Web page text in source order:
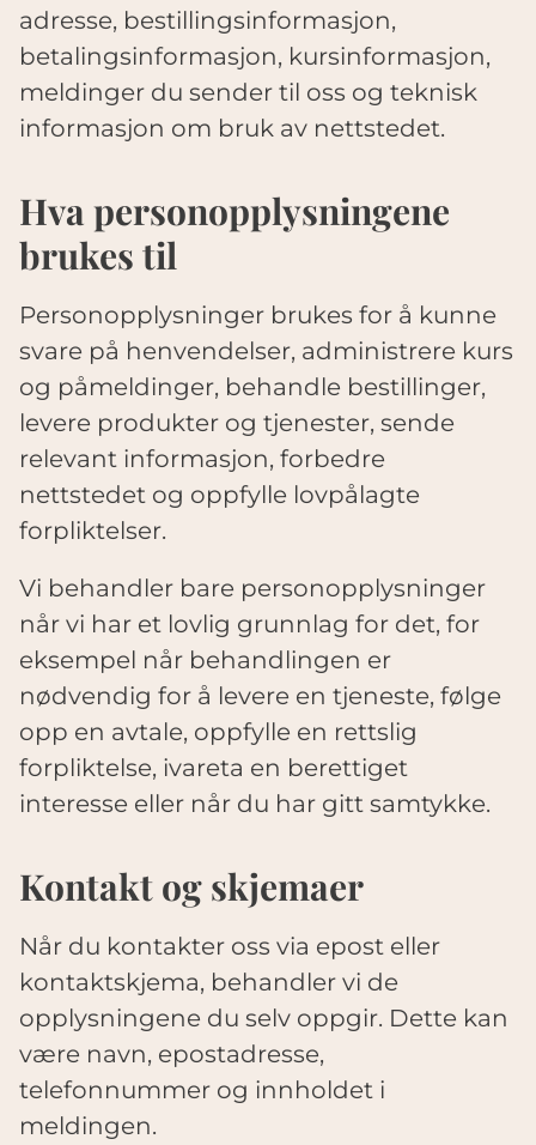
adresse, bestillingsinformasjon,
betalingsinformasjon, kursinformasjon,
meldinger du sender til oss og teknisk
informasjon om bruk av nettstedet.
Hva personopplysningene
brukes til
Personopplysninger brukes for å kunne
svare på henvendelser, administrere kurs
og påmeldinger, behandle bestillinger,
levere produkter og tjenester, sende
relevant informasjon, forbedre
nettstedet og oppfylle lovpålagte
forpliktelser.
Vi behandler bare personopplysninger
når vi har et lovlig grunnlag for det, for
eksempel når behandlingen er
nødvendig for å levere en tjeneste, følge
opp en avtale, oppfylle en rettslig
forpliktelse, ivareta en berettiget
interesse eller når du har gitt samtykke.
Kontakt og skjemaer
Når du kontakter oss via epost eller
kontaktskjema, behandler vi de
opplysningene du selv oppgir. Dette kan
være navn, epostadresse,
telefonnummer og innholdet i
meldingen.